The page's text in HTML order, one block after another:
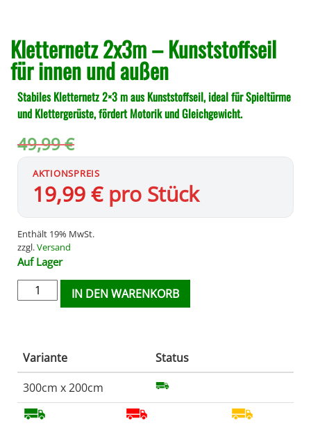
Kletternetz 2x3m – Kunststoffseil
für innen und außen
Stabiles Kletternetz 2×3 m aus Kunststoffseil, ideal für Spieltürme
und Klettergerüste, fördert Motorik und Gleichgewicht.
49,99€
19,99€ pro Stück
Enthält 19% MwSt.
zzgl.Versand
Auf Lager
IN DEN WARENKORB
Variante
Status
300cm x 200cm